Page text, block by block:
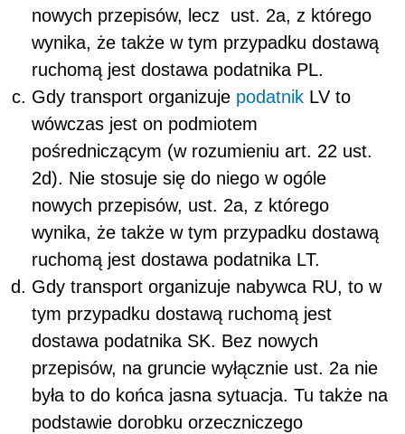
nowych przepisów, lecz ust. 2a, z którego
wynika, że także w tym przypadku dostawą
ruchomą jest dostawa podatnika PL.
Gdy transport organizuje podatnik LV to
wówczas jest on podmiotem
pośredniczącym (w rozumieniu art. 22 ust.
2d). Nie stosuje się do niego w ogóle
nowych przepisów, ust. 2a, z którego
wynika, że także w tym przypadku dostawą
ruchomą jest dostawa podatnika LT.
Gdy transport organizuje nabywca RU, to w
tym przypadku dostawą ruchomą jest
dostawa podatnika SK. Bez nowych
przepisów, na gruncie wyłącznie ust. 2a nie
była to do końca jasna sytuacja. Tu także na
podstawie dorobku orzeczniczego